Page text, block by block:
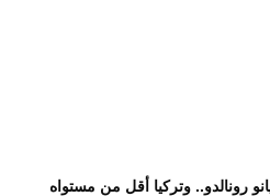
رونالدو.. وتركيا أقل من مستواه